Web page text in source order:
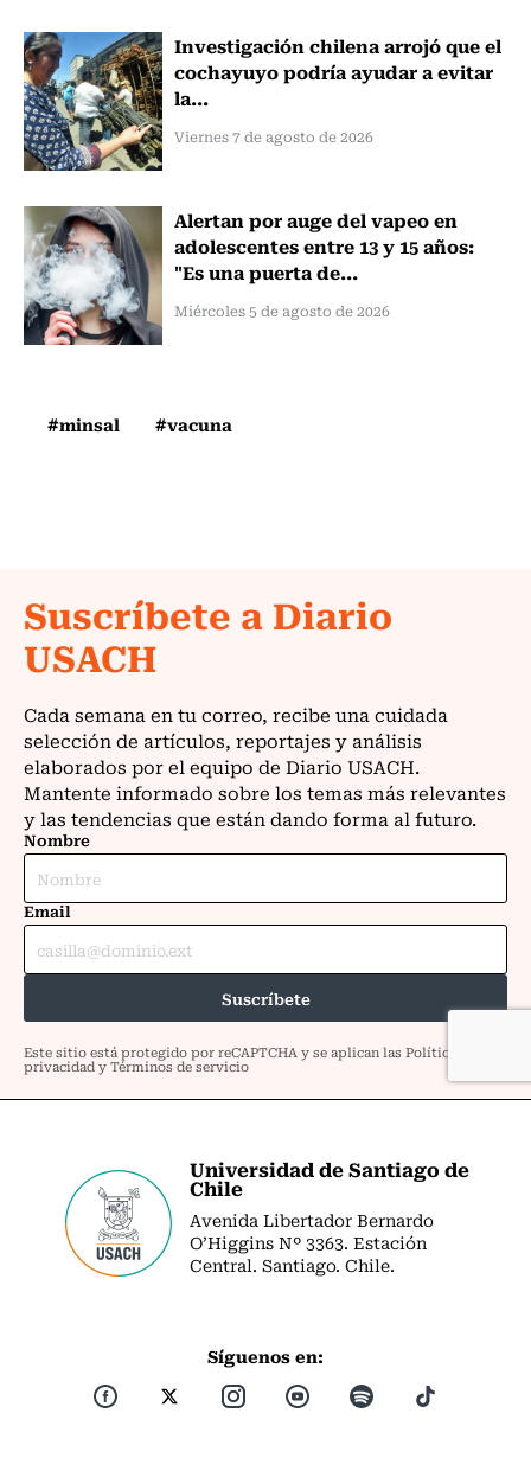
Investigación chilena arrojó que el
cochayuyo podría ayudar a evitar
la...
Viernes 7 de agosto de 2026
Alertan por auge del vapeo en
adolescentes entre 13 y 15 años:
"Es una puerta de...
Miércoles 5 de agosto de 2026
#minsal #vacuna
Universidad de Santiago de
Chile
Avenida Libertador Bernardo
O’Higgins Nº 3363. Estación
Central. Santiago. Chile.
Síguenos en: